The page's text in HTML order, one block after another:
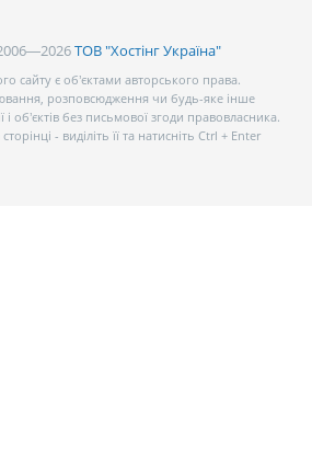
ТОВ "Хостінг Україна"
сайту є об’єктами авторського права.
розповсюдження чи будь-яке інше
об’єктів без письмової згоди правовласника.
- виділіть її та натисніть Ctrl + Enter